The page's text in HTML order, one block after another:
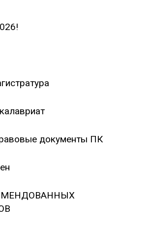
документы ПК